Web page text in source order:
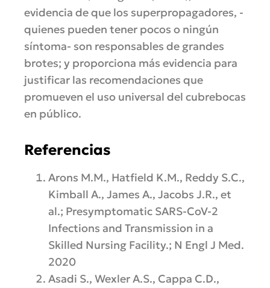
evidencia de que los superpropagadores, -
quienes pueden tener pocos o ningún
síntoma- son responsables de grandes
brotes; y proporciona más evidencia para
justificar las recomendaciones que
promueven el uso universal del cubrebocas
en público.
Referencias
Arons M.M., Hatfield K.M., Reddy S.C.,
Kimball A., James A., Jacobs J.R., et
al.; Presymptomatic SARS-CoV-2
Infections and Transmission in a
Skilled Nursing Facility.; N Engl J Med.
2020
Asadi S., Wexler A.S., Cappa C.D.,